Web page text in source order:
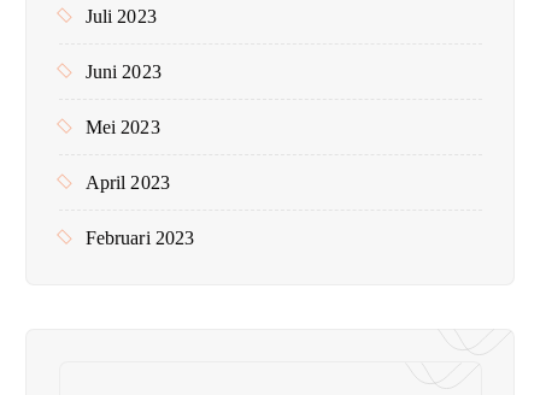
Juli 2023
Juni 2023
Mei 2023
April 2023
Februari 2023